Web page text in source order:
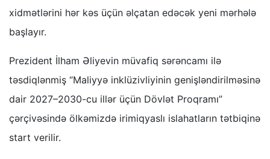
xidmətlərini hər kəs üçün əlçatan edəcək yeni mərhələ
başlayır.
Prezident İlham Əliyevin müvafiq sərəncamı ilə
təsdiqlənmiş “Maliyyə inklüzivliyinin genişləndirilməsinə
dair 2027–2030-cu illər üçün Dövlət Proqramı”
çərçivəsində ölkəmizdə irimiqyaslı islahatların tətbiqinə
start verilir.